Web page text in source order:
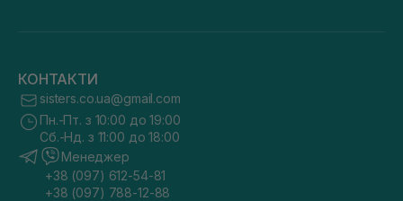
КОНТАКТИ
sisters.co.ua@gmail.com
Пн.-Пт. з 10:00 до 19:00
Сб.-Нд. з 11:00 до 18:00
Менеджер
+38 (097) 612-54-81
+38 (097) 788-12-88